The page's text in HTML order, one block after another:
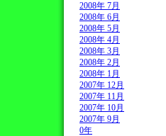
2008年 7月
2008年 6月
2008年 5月
2008年 4月
2008年 3月
2008年 2月
2008年 1月
2007年 12月
2007年 11月
2007年 10月
2007年 9月
0年